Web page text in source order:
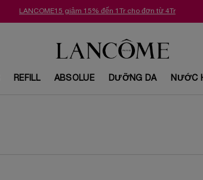
LANCOME15 giảm 15% đến 1Tr cho đơn từ 4Tr
REFILL ABSOLUE DƯỠNG DA NƯỚC